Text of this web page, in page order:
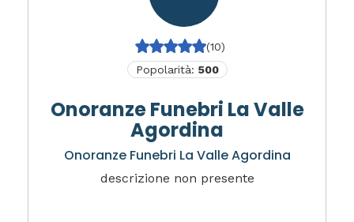
(10)
Popolarità: 500
Onoranze Funebri La Valle
Agordina
Onoranze Funebri La Valle Agordina
descrizione non presente